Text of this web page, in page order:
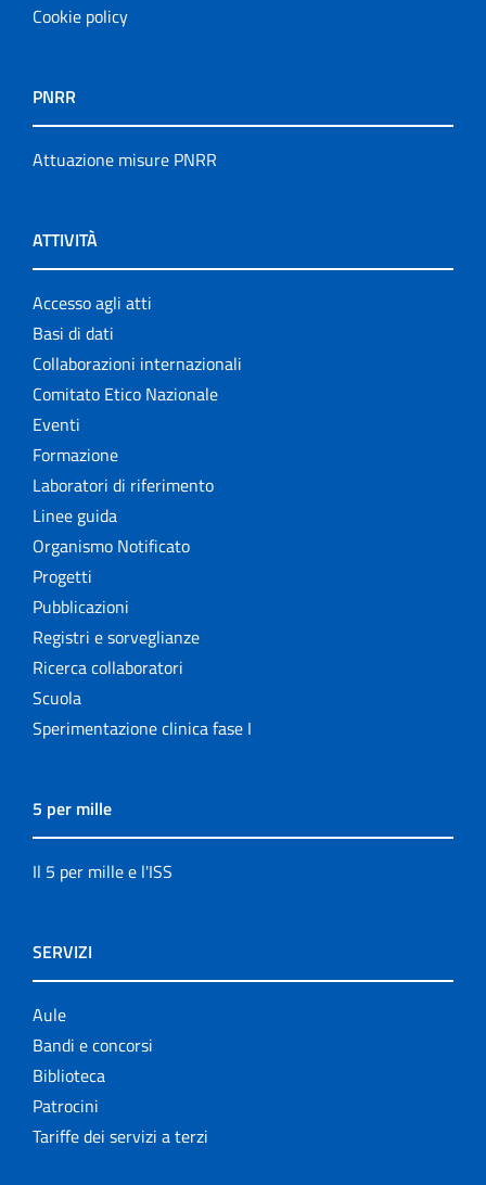
Cookie policy
PNRR
Attuazione misure PNRR
ATTIVITÀ
Accesso agli atti
Basi di dati
Collaborazioni internazionali
Comitato Etico Nazionale
Eventi
Formazione
Laboratori di riferimento
Linee guida
Organismo Notificato
Progetti
Pubblicazioni
Registri e sorveglianze
Ricerca collaboratori
Scuola
Sperimentazione clinica fase I
5 per mille
Il 5 per mille e l'ISS
SERVIZI
Aule
Bandi e concorsi
Biblioteca
Patrocini
Tariffe dei servizi a terzi